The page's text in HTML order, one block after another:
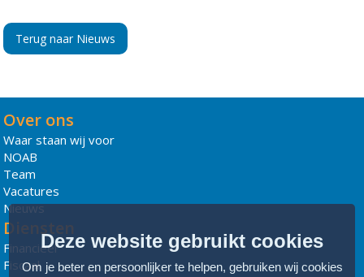
Terug naar Nieuws
Over ons
Waar staan wij voor
NOAB
Team
Vacatures
Nieuws
Diensten
Financieel
Fiscaal
Deze website gebruikt cookies
Om je beter en persoonlijker te helpen, gebruiken wij cookies